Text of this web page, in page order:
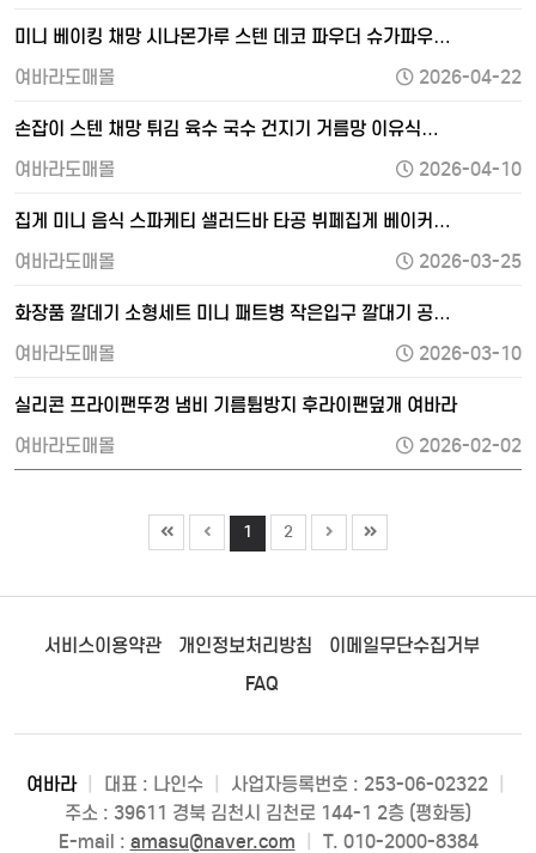
미니 베이킹 채망 시나몬가루 스텐 데코 파우더 슈가파우…
여바라도매몰
2026-04-22
손잡이 스텐 채망 튀김 육수 국수 건지기 거름망 이유식…
여바라도매몰
2026-04-10
집게 미니 음식 스파케티 샐러드바 타공 뷔페집게 베이커…
여바라도매몰
2026-03-25
화장품 깔데기 소형세트 미니 패트병 작은입구 깔대기 공…
여바라도매몰
2026-03-10
실리콘 프라이팬뚜껑 냄비 기름튐방지 후라이팬덮개 여바라
여바라도매몰
2026-02-02
1 2
서비스이용약관 개인정보처리방침
이메일무단수집거부
FAQ
여바라 대표 : 나인수 사업자등록번호 : 253-06-02322
주소 : 39611 경북 김천시 김천로 144-1 2층 (평화동)
E-mail : amasu@naver.com T. 010-2000-8384